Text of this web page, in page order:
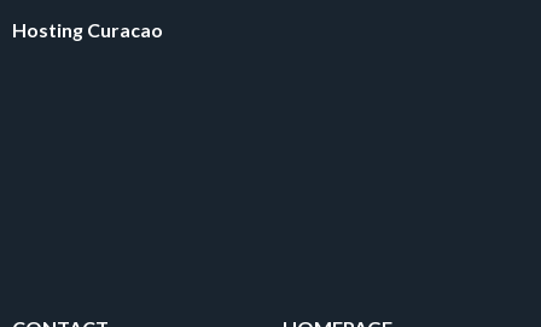
Hosting Curacao